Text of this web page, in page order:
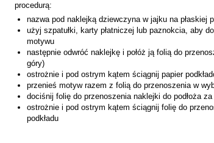
procedurą:
nazwa pod naklejką dziewczyna w jajkuna płaskiej
użyj szpatułki, karty płatniczej lub paznokcia, aby
motywu
następnie odwróć naklejkę i połóż ją folią do
góry)
ostrożnie i pod ostrym kątem ściągnij papier
przenieś motyw razem z folią do przenoszenia w
dociśnij folię do przenoszenia naklejki do podłoża
ostrożnie i pod ostrym kątem ściągnij folię do
podkładu